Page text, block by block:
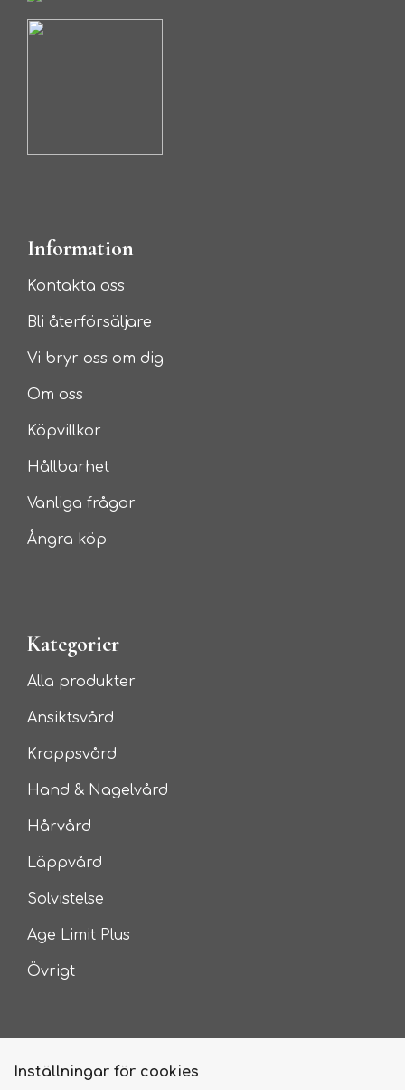
Information
Kontakta oss
Bli återförsäljare
Vi bryr oss om dig
Om oss
Köpvillkor
Hållbarhet
Vanliga frågor
Ångra köp
Kategorier
Alla produkter
Ansiktsvård
Kroppsvård
Hand & Nagelvård
Hårvård
Läppvård
Solvistelse
Age Limit Plus
Övrigt
Inställningar för cookies